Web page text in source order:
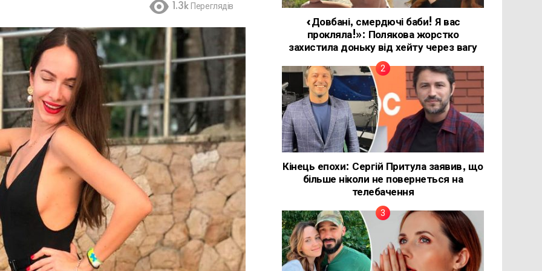
1.3k Переглядів
«Довбані, смердючі баби! Я вас
прокляла!»: Полякова жорстко
захистила доньку від хейту через вагу
Кінець епохи: Сергій Притула заявив, що
більше ніколи не повернеться на
телебачення